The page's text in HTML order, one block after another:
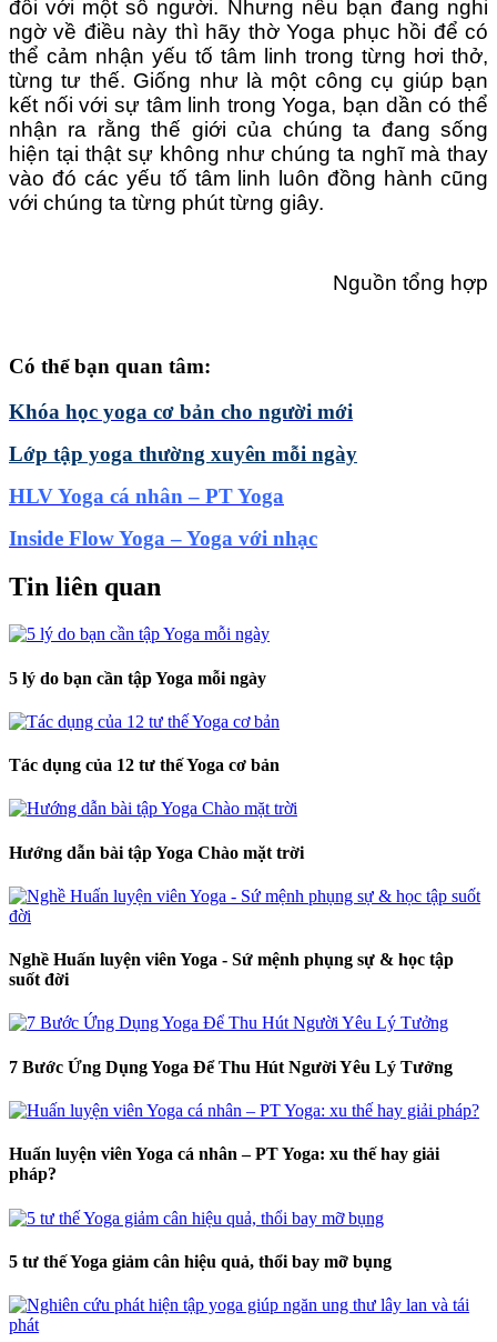
đối với một số người. Nhưng nếu bạn đang nghi
ngờ về điều này thì hãy thờ Yoga phục hồi để có
thể cảm nhận yếu tố tâm linh trong từng hơi thở,
từng tư thế. Giống như là một công cụ giúp bạn
kết nối với sự tâm linh trong Yoga, bạn dần có thể
nhận ra rằng thế giới của chúng ta đang sống
hiện tại thật sự không như chúng ta nghĩ mà thay
vào đó các yếu tố tâm linh luôn đồng hành cũng
với chúng ta từng phút từng giây.
Nguồn tổng hợp
Có thể bạn quan tâm:
Khóa học yoga cơ bản cho người mới
Lớp tập yoga thường xuyên mỗi ngày
HLV Yoga cá nhân – PT Yoga
Inside Flow Yoga – Yoga với nhạc
Tin liên quan
5 lý do bạn cần tập Yoga mỗi ngày
Tác dụng của 12 tư thế Yoga cơ bản
Hướng dẫn bài tập Yoga Chào mặt trời
Nghề Huấn luyện viên Yoga - Sứ mệnh phụng sự & học tập
suốt đời
7 Bước Ứng Dụng Yoga Để Thu Hút Người Yêu Lý Tưởng
Huấn luyện viên Yoga cá nhân – PT Yoga: xu thế hay giải
pháp?
5 tư thế Yoga giảm cân hiệu quả, thổi bay mỡ bụng